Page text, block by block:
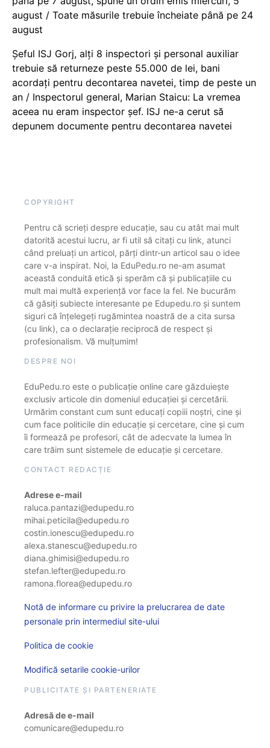
august / Toate măsurile trebuie încheiate până pe 24
august
Șeful ISJ Gorj, alți 8 inspectori și personal auxiliar
trebuie să returneze peste 55.000 de lei, bani
acordați pentru decontarea navetei, timp de peste un
an / Inspectorul general, Marian Staicu: La vremea
aceea nu eram inspector șef. ISJ ne-a cerut să
depunem documente pentru decontarea navetei
COPYRIGHT
Pentru că scrieți despre educație, sau cu atât mai mult
datorită acestui lucru, ar fi util să citați cu link, atunci
când preluați un articol, părți dintr-un articol sau o idee
care v-a inspirat. Noi, la EduPedu.ro ne-am asumat
această conduită etică și sperăm că și publicațiile cu
mult mai multă experiență vor face la fel. Ne bucurăm
că găsiți subiecte interesante pe Edupedu.ro și suntem
siguri că înțelegeți rugămintea noastră de a cita sursa
(cu link), ca o declarație reciprocă de respect și
profesionalism. Vă mulțumim!
DESPRE NOI
EduPedu.ro este o publicație online care găzduiește
exclusiv articole din domeniul educației și cercetării.
Urmărim constant cum sunt educați copiii noștri, cine și
cum face politicile din educație și cercetare, cine și cum
îi formează pe profesori, cât de adecvate la lumea în
care trăim sunt sistemele de educație și cercetare.
CONTACT REDACȚIE
Adrese e-mail
raluca.pantazi@edupedu.ro
mihai.peticila@edupedu.ro
costin.ionescu@edupedu.ro
alexa.stanescu@edupedu.ro
diana.ghimisi@edupedu.ro
stefan.lefter@edupedu.ro
ramona.florea@edupedu.ro
Notă de informare cu privire la prelucrarea de date
personale prin intermediul site-ului
Politica de cookie
Modifică setarile cookie-urilor
PUBLICITATE ȘI PARTENERIATE
Adresă de e-mail
comunicare@edupedu.ro